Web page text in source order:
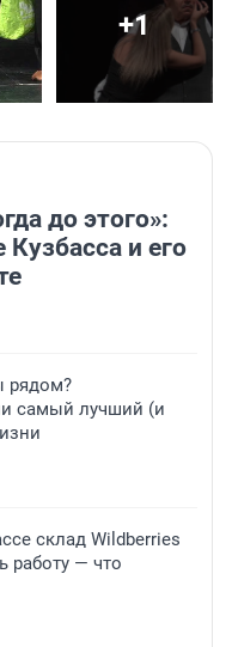
+1
до этого»:
Кузбасса и его
рядом?
самый лучший (и
склад Wildberries
работу — что